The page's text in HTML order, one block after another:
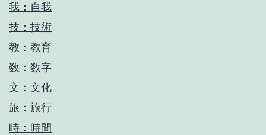
我：自我
技：技術
教：教育
数：数字
文：文化
旅：旅行
時：時間